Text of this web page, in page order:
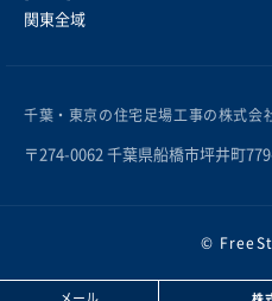
関東全域
千葉・東京の住宅足場工事の株式会
〒274-0062 千葉県船橋市坪井町
©
メール 株